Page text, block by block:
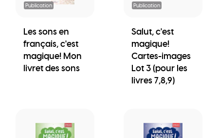
Publication
Les sons en
français, c'est
magique! Mon
livret des sons
Publication
Salut, c'est
magique!
Cartes-images
Lot 3 (pour les
livres 7,8,9)